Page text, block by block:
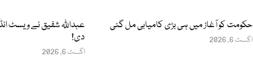
حکومت کو آغاز میں ہی بڑی کامیابی مل گئی
اگست 6, 2026
عبداللّٰہ شفیق نے ویسٹ
دی!
اگست 6, 2026